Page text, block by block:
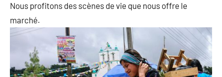
Nous profitons des scènes de vie que nous offre le
marché.